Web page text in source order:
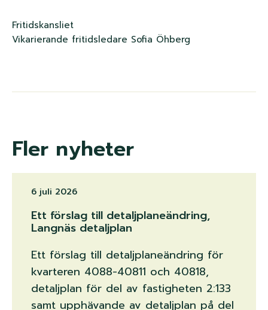
Fritidskansliet
Vikarierande fritidsledare Sofia Öhberg
Fler nyheter
6 juli 2026
Ett förslag till detaljplaneändring,
Langnäs detaljplan
Ett förslag till detaljplaneändring för
kvarteren 4088-40811 och 40818,
detaljplan för del av fastigheten 2:133
samt upphävande av detaljplan på del